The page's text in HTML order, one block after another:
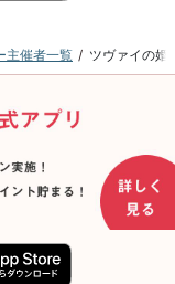
主催者一覧 ツヴァイの婚